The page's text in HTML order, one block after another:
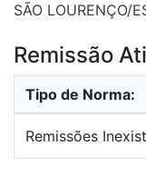
SÃO LOURENÇO/
Remissão
Tipo de Norma:
Remissões